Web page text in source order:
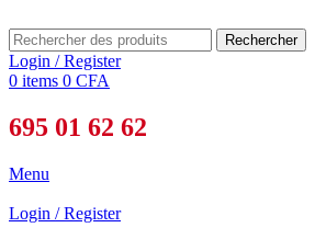
Rechercher
Login / Register
0 items 0 CFA
695 01 62 62
Menu
Login / Register